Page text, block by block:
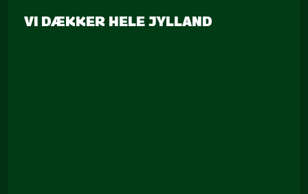
VI DÆKKER HELE JYLLAND